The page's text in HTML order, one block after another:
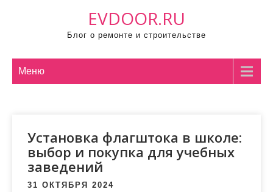
EVDOOR.RU
Блог о ремонте и строительстве
Меню
Установка флагштока в школе:
выбор и покупка для учебных
заведений
31 ОКТЯБРЯ 2024